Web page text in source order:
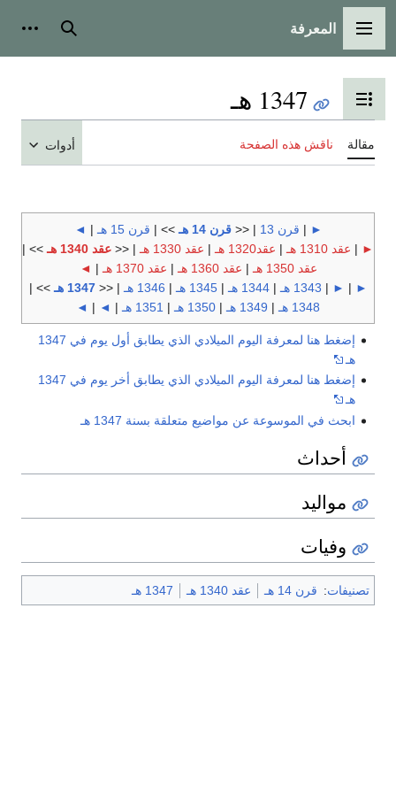
القائمة الرئيسية
المعرفة بحث
تبديل عرض جدول المحتويات
1347 هـ
مقالة ناقش هذه الصفحة أدوات
►
| قرن 13 | <<قرن 14 هـ >> | قرن 15 هـ |
◄
►
| عقد 1310 هـ | عقد1320 هـ | عقد 1330 هـ | << عقد 1340 هـ
>> |
عقد 1350 هـ
| عقد 1360 هـ | عقد 1370 هـ |
◄
►
|
►
| 1343 هـ |1344 هـ |1345 هـ | 1346 هـ | <<1347 هـ
>> |
1348 هـ
| 1349 هـ | 1350 هـ | 1351 هـ |
◄
|
◄
إضغط هنا لمعرفة اليوم الميلادي الذي يطابق أول يوم في 1347
هـ
إضغط هنا لمعرفة اليوم الميلادي الذي يطابق أخر يوم في 1347
هـ
ابحث في الموسوعة عن مواضيع متعلقة بسنة 1347 هـ
أحداث
مواليد
وفيات
تصنيفات: قرن 14 هـ عقد 1340 هـ 1347 هـ